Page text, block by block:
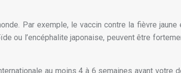
Par exemple, le vaccin contre la fièvre jaune
ou l’encéphalite japonaise, peuvent être
au moins 4 à 6 semaines avant votre